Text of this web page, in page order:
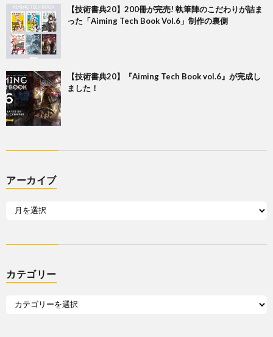
【技術書典20】200冊が完売! 執筆陣のこだわりが詰ま
った「Aiming Tech Book Vol.6」制作の裏側
【技術書典20】『Aiming Tech Book vol.6』が完成し
ました！
アーカイブ
カテゴリー